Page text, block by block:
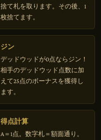
捨て札を取ります。その後、1
枚捨てます。
ジン
デッドウッドが0点ならジン！
相手のデッドウッド点数に加
えて25点のボーナスを獲得し
ます。
得点計算
A＝1点。数字札＝額面通り。